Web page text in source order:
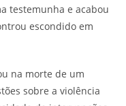
testemunha e acabou
escondido em
na morte de um
sobre a violência